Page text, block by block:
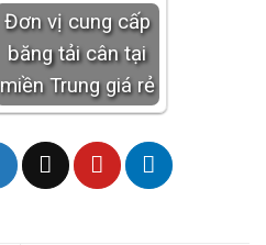
Đơn vị cung cấp
băng tải cân tại
miền Trung giá rẻ